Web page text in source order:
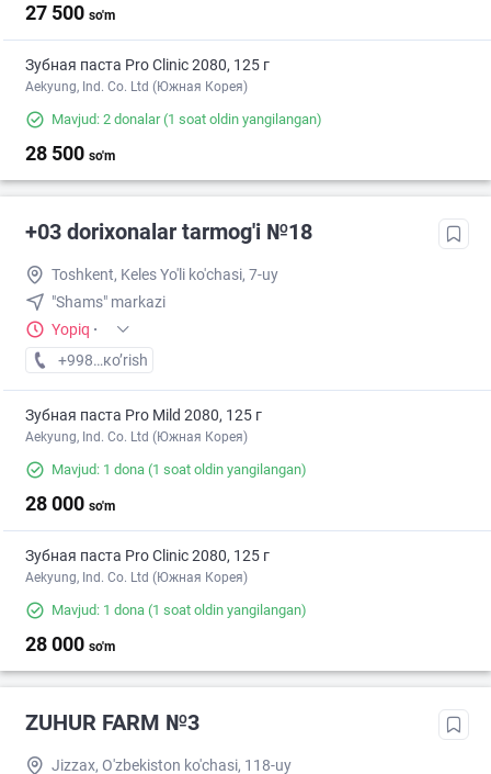
27 500 so'm
Зубная паста Pro Clinic 2080, 125 г
Aekyung, Ind. Co. Ltd (Южная Корея)
Mavjud: 2 donalar(1 soat oldin yangilangan)
28 500 so'm
+03 dorixonalar tarmog'i №18
Toshkent, Keles Yo'li ko'chasi, 7-uy
"Shams" markazi
Yopiq ·
+998 (77) XXX-XX-XX
кo’rish
Зубная паста Pro Mild 2080, 125 г
Aekyung, Ind. Co. Ltd (Южная Корея)
Mavjud: 1 dona (1 soat oldin yangilangan)
28 000 so'm
Зубная паста Pro Clinic 2080, 125 г
Aekyung, Ind. Co. Ltd (Южная Корея)
Mavjud: 1 dona (1 soat oldin yangilangan)
28 000 so'm
ZUHUR FARM №3
Jizzax, O'zbekiston ko'chasi, 118-uy